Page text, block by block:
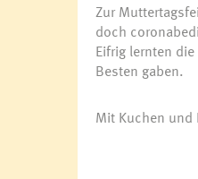
Blackout
Aktion Heugabel
e5
Zur
doch
Eifrig lernten
Besten gaben.
Mit Kuchen und